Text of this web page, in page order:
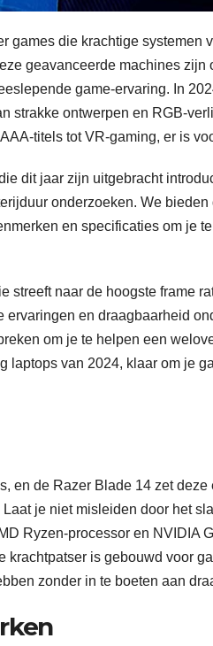
games die krachtige systemen
geavanceerde machines zijn
game-ervaring. In
strakke ontwerpen en RGB-
titels tot VR-gaming, er is
dit jaar zijn uitgebracht
onderzoeken. We
en specificaties om je
streeft naar de hoogste frame
en draagbaarheid
om je te helpen een
laptops van 2024, klaar om je
en de Razer Blade 14 zet
je niet misleiden door het
Ryzen-processor en NVIDIA
krachtpatser is gebouwd voor
zonder in te boeten aan